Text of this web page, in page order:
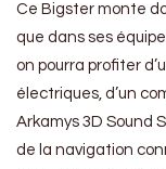
Ce Bigster monte
que dans ses
on pourra profiter
électriques, d’un
Arkamys 3D Sound
de la navigation